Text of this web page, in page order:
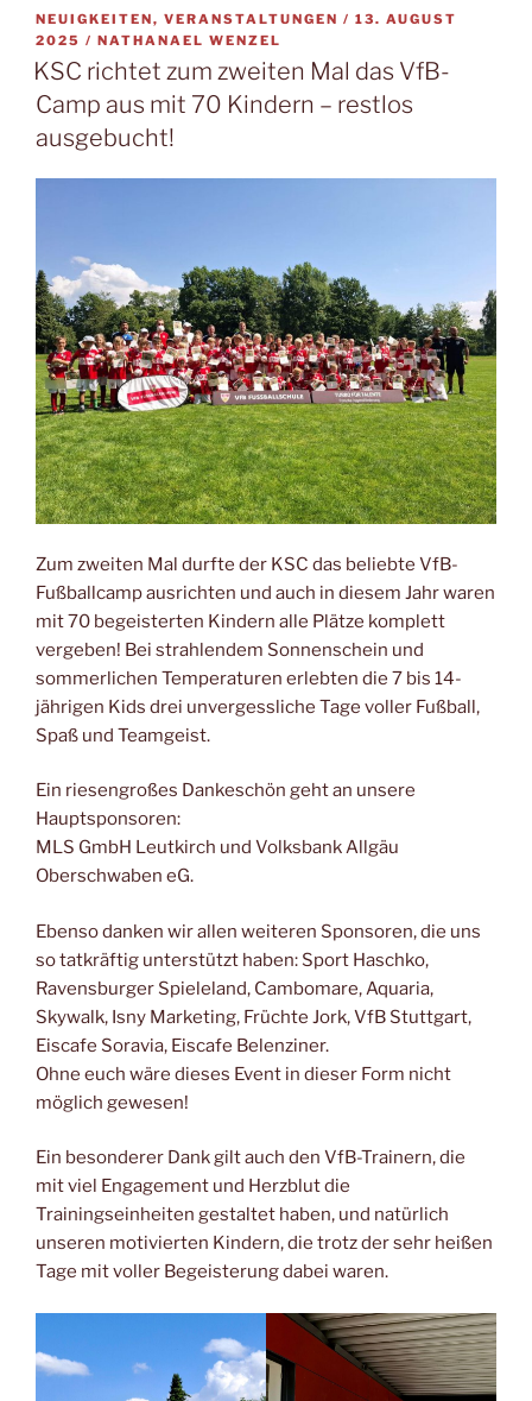
NEUIGKEITEN, VERANSTALTUNGEN / VERÖFFENTLICHT
13. AUGUST
2025 / NATHANAEL WENZEL
KSC richtet zum zweiten Mal das VfB-
Camp aus mit 70 Kindern – restlos
ausgebucht!
Zum zweiten Mal durfte der KSC das beliebte VfB-
Fußballcamp ausrichten und auch in diesem Jahr waren
mit 70 begeisterten Kindern alle Plätze komplett
vergeben! Bei strahlendem Sonnenschein und
sommerlichen Temperaturen erlebten die 7 bis 14-
jährigen Kids drei unvergessliche Tage voller Fußball,
Spaß und Teamgeist.
Ein riesengroßes Dankeschön geht an unsere
Hauptsponsoren:
MLS GmbH Leutkirch und Volksbank Allgäu
Oberschwaben eG.
Ebenso danken wir allen weiteren Sponsoren, die uns
so tatkräftig unterstützt haben: Sport Haschko,
Ravensburger Spieleland, Cambomare, Aquaria,
Skywalk, Isny Marketing, Früchte Jork, VfB Stuttgart,
Eiscafe Soravia, Eiscafe Belenziner.
Ohne euch wäre dieses Event in dieser Form nicht
möglich gewesen!
Ein besonderer Dank gilt auch den VfB-Trainern, die
mit viel Engagement und Herzblut die
Trainingseinheiten gestaltet haben, und natürlich
unseren motivierten Kindern, die trotz der sehr heißen
Tage mit voller Begeisterung dabei waren.